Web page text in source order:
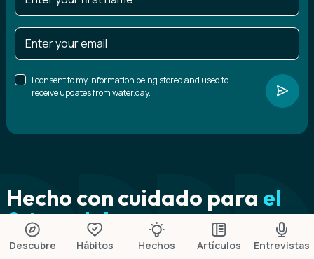
I consent to my information being stored and used to
receive updates from water.day.
Hecho con cuidado para el
futuro del agua
Descubre Hábitos Hechos Artículos Entrevistas